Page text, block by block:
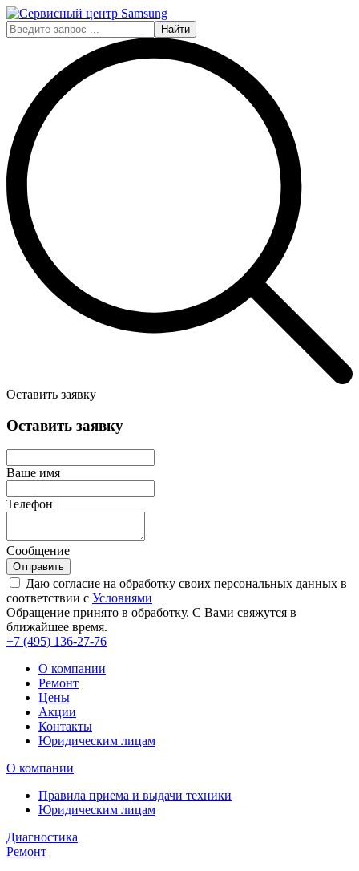
Найти
Оставить заявку
Оставить заявку
Ваше имя
Телефон
Сообщение
Отправить
Даю согласие на обработку своих персональных данных в
соответствии с Условиями
Обращение принято в обработку. С Вами свяжутся в
ближайшее время.
+7 (495) 136-27-76
О компании
Ремонт
Цены
Акции
Контакты
Юридическим лицам
О компании
Правила приема и выдачи техники
Юридическим лицам
Диагностика
Ремонт